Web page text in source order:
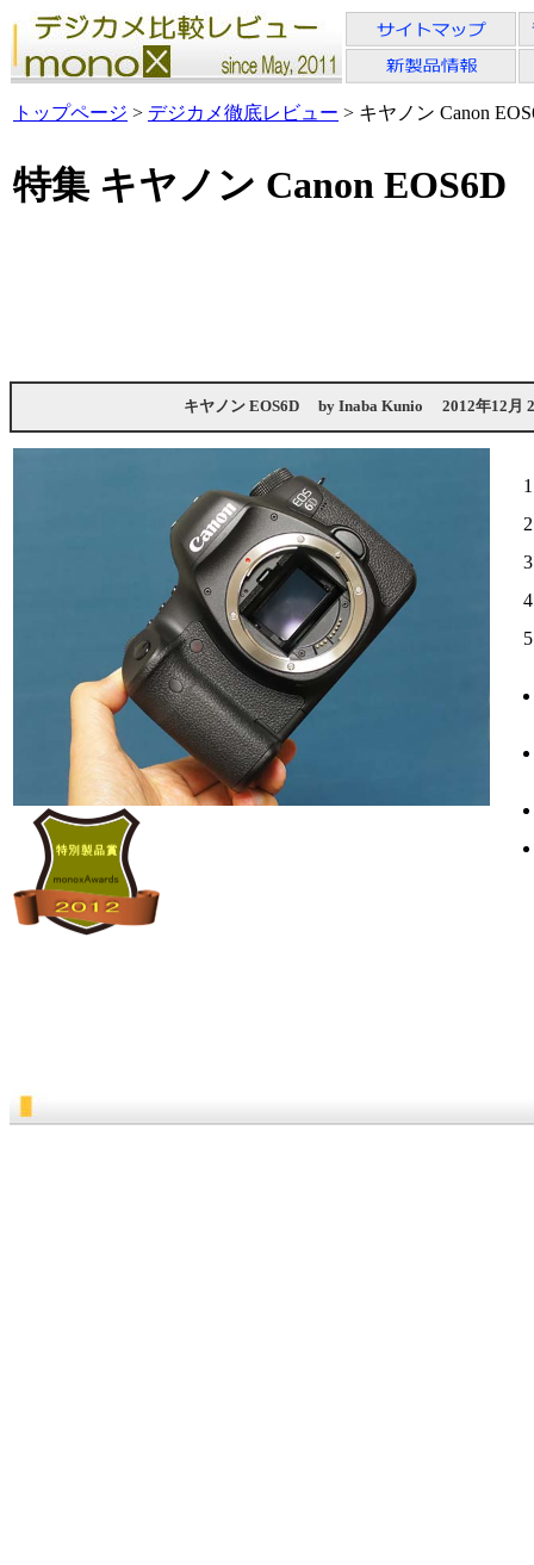
トップページ > デジカメ徹底レビュー > キヤノン Canon
特集 キヤノン Canon EOS6D
キヤノン EOS6D by Inaba Kunio 2012年12月